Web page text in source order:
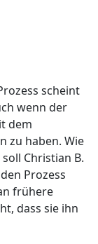
scheint
wenn der
dem
zu haben. Wie
Christian B.
Prozess
frühere
dass sie ihn